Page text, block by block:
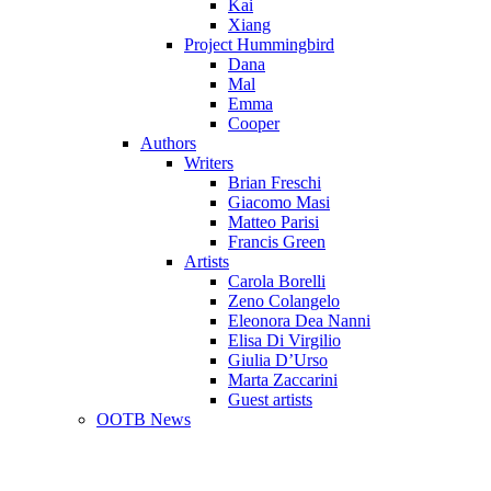
Kai
Xiang
Project Hummingbird
Dana
Mal
Emma
Cooper
Authors
Writers
Brian Freschi
Giacomo Masi
Matteo Parisi
Francis Green
Artists
Carola Borelli
Zeno Colangelo
Eleonora Dea Nanni
Elisa Di Virgilio
Giulia D’Urso
Marta Zaccarini
Guest artists
OOTB News